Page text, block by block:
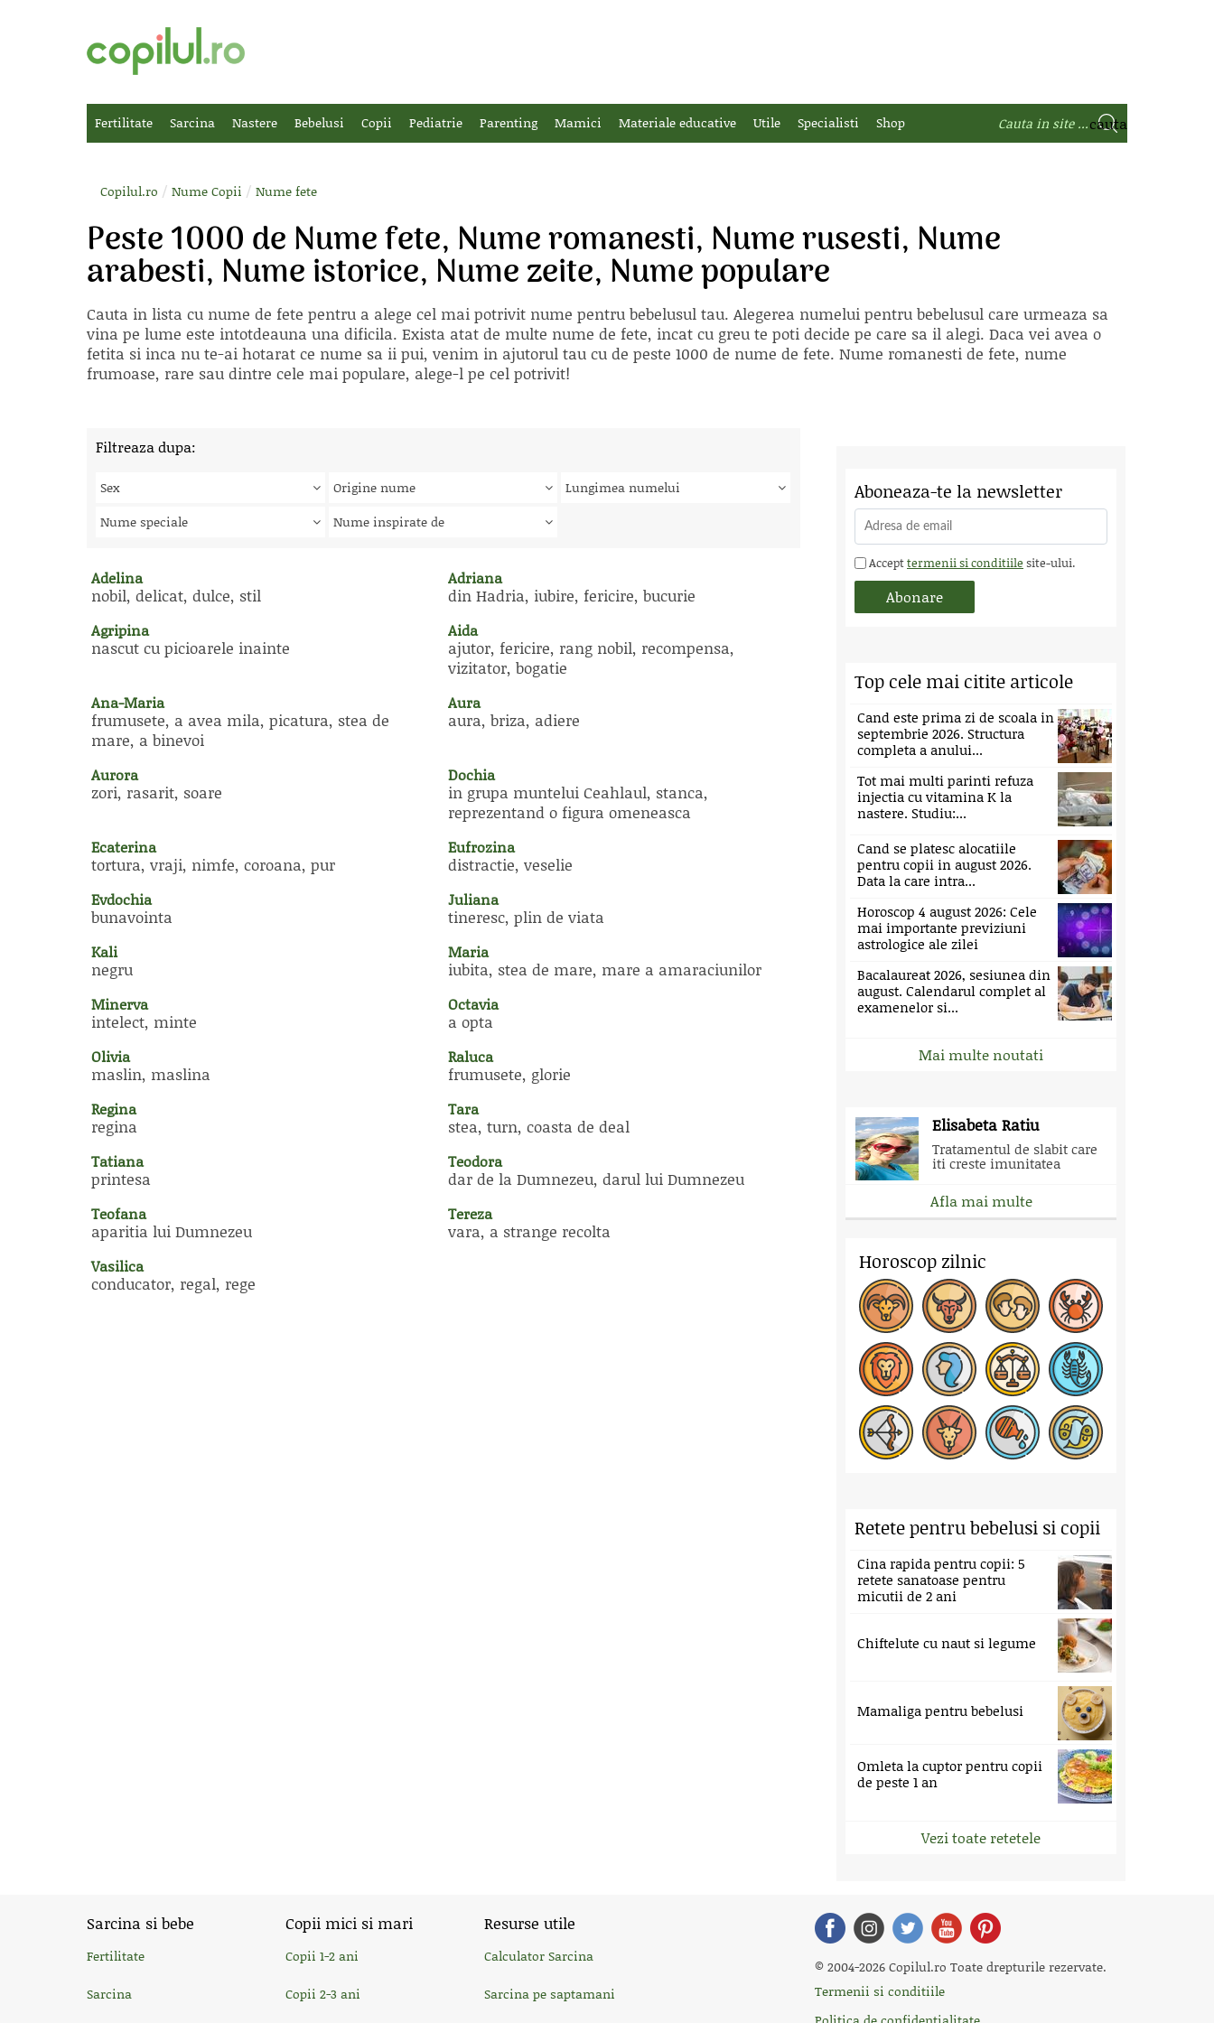
Fertilitate Sarcina Nastere Bebelusi Copii Pediatrie Parenting Mamici Materiale educative Utile Specialisti Shop
Copilul.ro / Nume Copii / Nume fete
Peste 1000 de Nume fete, Nume romanesti, Nume rusesti, Nume
arabesti, Nume istorice, Nume zeite, Nume populare
Cauta in lista cu nume de fete pentru a alege cel mai potrivit nume pentru bebelusul tau. Alegerea numelui pentru bebelusul care urmeaza sa
vina pe lume este intotdeauna una dificila. Exista atat de multe nume de fete, incat cu greu te poti decide pe care sa il alegi. Daca vei avea o
fetita si inca nu te-ai hotarat ce nume sa ii pui, venim in ajutorul tau cu de peste 1000 de nume de fete. Nume romanesti de fete, nume
frumoase, rare sau dintre cele mai populare, alege-l pe cel potrivit!
Filtreaza dupa:
Sex Origine nume
Lungimea numelui
Nume speciale
Nume inspirate de
Adelina
nobil, delicat, dulce, stil
Adriana
din Hadria, iubire, fericire, bucurie
Agripina
nascut cu picioarele inainte
Aida
ajutor, fericire, rang nobil, recompensa,
vizitator, bogatie
Ana-Maria
frumusete, a avea mila, picatura, stea de
mare, a binevoi
Aura
aura, briza, adiere
Aurora
zori, rasarit, soare
Dochia
in grupa muntelui Ceahlaul, stanca,
reprezentand o figura omeneasca
Ecaterina
tortura, vraji, nimfe, coroana, pur
Eufrozina
distractie, veselie
Evdochia
bunavointa
Juliana
tineresc, plin de viata
Kali
negru
Maria
iubita, stea de mare, mare a amaraciunilor
Minerva
intelect, minte
Octavia
a opta
Olivia
maslin, maslina
Raluca
frumusete, glorie
Regina
regina
Tara
stea, turn, coasta de deal
Tatiana
printesa
Teodora
dar de la Dumnezeu, darul lui Dumnezeu
Teofana
aparitia lui Dumnezeu
Tereza
vara, a strange recolta
Vasilica
conducator, regal, rege
Aboneaza-te la newsletter
Accepttermenii si conditiile site-ului.
Top cele mai citite articole
Cand este prima zi de scoala in
septembrie 2026. Structura
completa a anului...
Tot mai multi parinti refuza
injectia cu vitamina K la
nastere. Studiu:...
Cand se platesc alocatiile
pentru copii in august 2026.
Data la care intra...
Horoscop 4 august 2026: Cele
mai importante previziuni
astrologice ale zilei
Bacalaureat 2026, sesiunea din
august. Calendarul complet al
examenelor si...
Mai multe noutati
Elisabeta Ratiu
Tratamentul de slabit care
iti creste imunitatea
Afla mai multe
Horoscop zilnic
Retete pentru bebelusi si copii
Cina rapida pentru copii: 5
retete sanatoase pentru
micutii de 2 ani
Chiftelute cu naut si legume
Mamaliga pentru bebelusi
Omleta la cuptor pentru copii
de peste 1 an
Vezi toate retetele
Sarcina si bebe
Fertilitate
Sarcina
Copii mici si mari
Copii 1-2 ani
Copii 2-3 ani
Resurse utile
Calculator Sarcina
Sarcina pe saptamani
© 2004-2026 Copilul.ro Toate drepturile rezervate.
Termenii si conditiile